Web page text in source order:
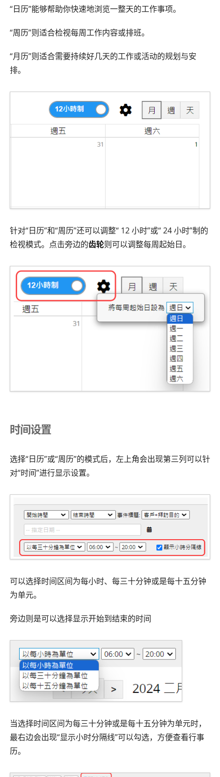
“日历”能够帮助你快速地浏览一整天的工作事项。
“周历”则适合检视每周工作内容或排班。
“月历”则适合需要持续好几天的工作或活动的规划与安
排。
针对“日历”和“周历”还可以调整“ 12 小时”或“ 24 小时”制的
检视模式。点击旁边的齿轮则可以调整每周起始日。
时间设置
选择“日历”或“周历”的模式后，左上角会出现第三列可以针
对“时间”进行显示设置。
可以选择时间区间为每小时、每三十分钟或是每十五分钟
为单元。
旁边则是可以选择显示开始到结束的时间
当选择时间区间为每三十分钟或是每十五分钟为单元时，
最右边会出现“显示小时分隔线”可以勾选，方便查看行事
历。